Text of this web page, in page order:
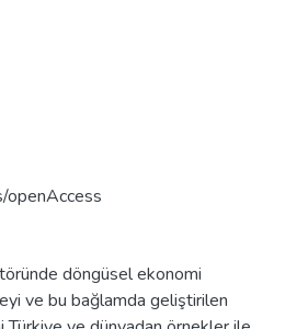
openAccess
döngüsel ekonomi
ve bu bağlamda geliştirilen